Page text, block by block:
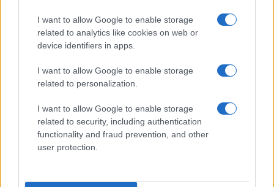
I want to allow Google to enable storage
related to analytics like cookies on web or
device identifiers in apps.
I want to allow Google to enable storage
related to personalization.
I want to allow Google to enable storage
related to security, including authentication
functionality and fraud prevention, and other
user protection.